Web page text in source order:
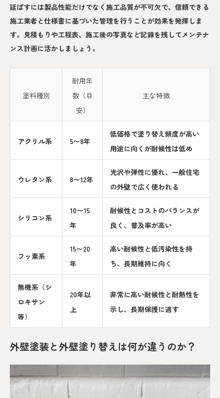
延ばすには製品性能だけでなく施工品質が不可欠で、信頼できる
施工業者と仕様書に基づいた管理を行うことが効果を発揮しま
す。見積もりや工程表、施工後の写真など記録を残してメンテナ
ンス計画に活かしましょう。
塗料種別
耐用年
数（目
安）
主な特徴
アクリル系 5〜8年
低価格で塗り替え頻度が高い
用途に向くが耐候性は低め
ウレタン系 8〜12年
光沢や弾性に優れ、一般住宅
の外壁で広く使われる
シリコン系
10〜15
年
耐候性とコストのバランスが
良く、普及率が高い
フッ素系
15〜20
年
高い耐候性と低汚染性を持
ち、長期維持に向く
無機系（シ
ロキサン
等）
20年以
上
非常に高い耐候性と耐熱性を
示し、長期保護に適す
外壁塗装と外壁塗り替えは何が違うのか？